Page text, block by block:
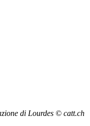
di Lourdes © catt.ch